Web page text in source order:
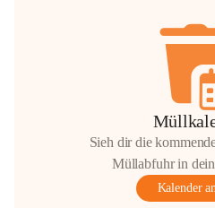
Sieh dir die
Müllabfuhr in
Kalender